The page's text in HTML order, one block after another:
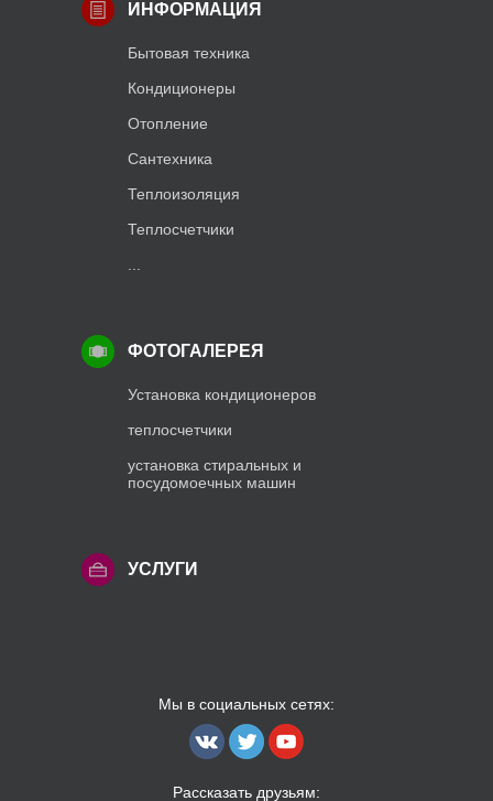
ИНФОРМАЦИЯ
Бытовая техника
Кондиционеры
Отопление
Сантехника
Теплоизоляция
Теплосчетчики
ФОТОГАЛЕРЕЯ
Установка кондиционеров
теплосчетчики
установка стиральных и
посудомоечных машин
УСЛУГИ
Мы в социальных сетях:
Рассказать друзьям: